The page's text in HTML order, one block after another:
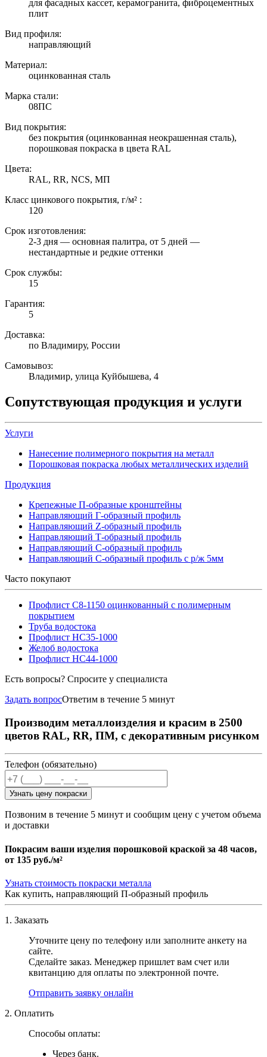
для фасадных кассет, керамогранита, фиброцементных
плит
Вид профиля:
направляющий
Материал:
оцинкованная сталь
Марка стали:
08ПС
Вид покрытия:
без покрытия (оцинкованная неокрашенная сталь),
порошковая покраска в цвета RAL
Цвета:
RAL, RR, NCS, МП
Класс цинкового покрытия, г/м² :
120
Срок изготовления:
2-3 дня — основная палитра, от 5 дней —
нестандартные и редкие оттенки
Срок службы:
15
Гарантия:
5
Доставка:
по Владимиру, России
Самовывоз:
Владимир, улица Куйбышева, 4
Сопутствующая продукция и услуги
Услуги
Нанесение полимерного покрытия на металл
Порошковая покраска любых металлических изделий
Продукция
Крепежные П-образные кронштейны
Направляющий Г-образный профиль
Направляющий Z-образный профиль
Направляющий Т-образный профиль
Направляющий С-образный профиль
Направляющий С-образный профиль с р/ж 5мм
Часто покупают
Профлист С8-1150 оцинкованный с полимерным
покрытием
Труба водостока
Профлист НС35-1000
Желоб водостока
Профлист НС44-1000
Есть вопросы? Спросите у специалиста
Задать вопросОтветим в течение 5 минут
Производим металлоизделия и красим в 2500
цветов RAL, RR, ПМ, с декоративным рисунком
Телефон (обязательно)
Узнать цену покраски
Позвоним в течение 5 минут и сообщим цену с учетом объема
и доставки
Покрасим ваши изделия порошковой краской за 48 часов,
от 135 руб./м²
Узнать стоимость покраски металла
Как купить, направляющий П-образный профиль
1. Заказать
Уточните цену по телефону или заполните анкету на
сайте.
Сделайте заказ. Менеджер пришлет вам счет или
квитанцию для оплаты по электронной почте.
Отправить заявку онлайн
2. Оплатить
Способы оплаты:
Через банк.